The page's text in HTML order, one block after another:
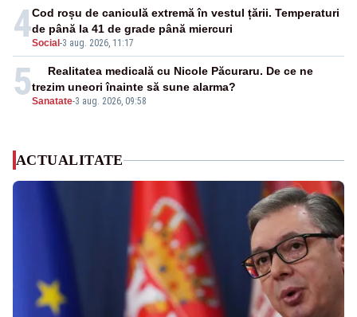
4Social -3 aug. 2026, 11:17
Cod roșu de caniculă extremă în vestul țării. Temperaturi
de până la 41 de grade până miercuri
5Sanatate-3 aug. 2026, 09:58
Realitatea medicală cu Nicole Păcuraru. De ce ne
trezim uneori înainte să sune alarma?
ACTUALITATE